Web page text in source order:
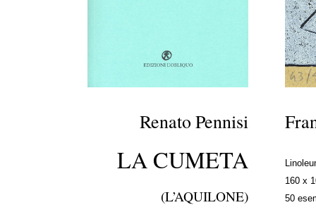
Renato Pennisi
LA CUMETA
(L’AQUILONE)
160 x
50